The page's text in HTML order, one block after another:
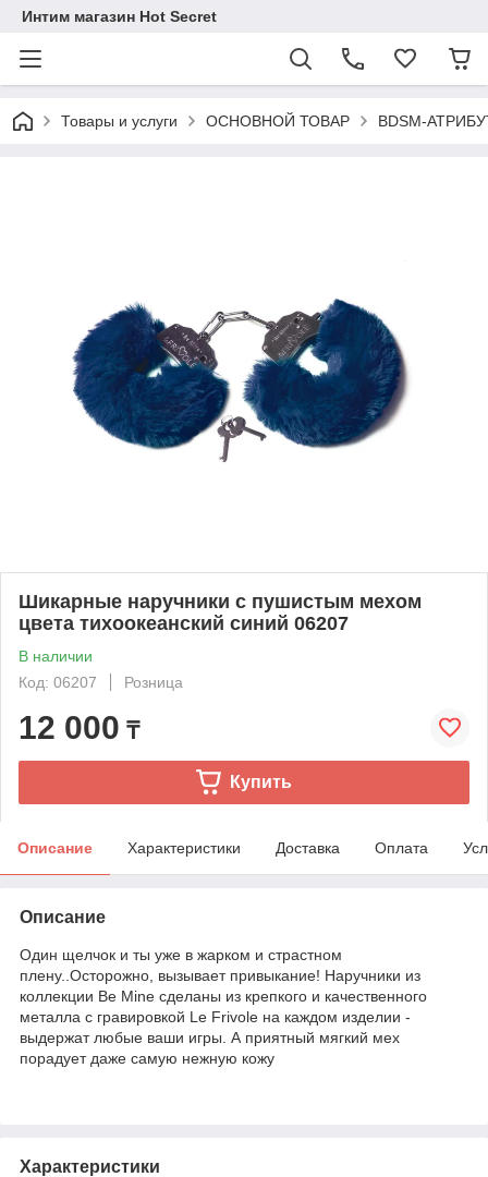
Интим магазин Hot Secret
Товары и услуги ОСНОВНОЙ ТОВАР BDSM-
Шикарные наручники с пушистым мехом
цвета тихоокеанский синий 06207
В наличии
Код: 06207
Розница
12 000 ₸
Купить
Описание Характеристики Доставка Оплата
Описание
Один щелчок и ты уже в жарком и страстном
плену..Осторожно, вызывает привыкание! Наручники из
коллекции Be Mine сделаны из крепкого и качественного
металла с гравировкой Le Frivole на каждом изделии -
выдержат любые ваши игры. А приятный мягкий мех
порадует даже самую нежную кожу
Характеристики